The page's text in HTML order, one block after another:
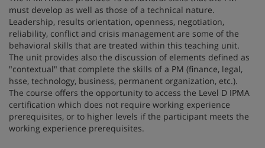
must develop as well as those of a technical nature.
Leadership, results orientation, openness, negotiation,
reliability, conflict and crisis management are some of the
behavioral skills that are treated within this teaching unit.
The unit provides also the discussion of elements defined as
"contextual" that complete the skills of a PM (finance, legal,
hsse, technology, business, permanent organization, etc.).
The course offers the opportunity to access the Level D IPMA
certification which does not require working experience
prerequisites, or to higher levels if the participant meets the
working experience prerequisites.